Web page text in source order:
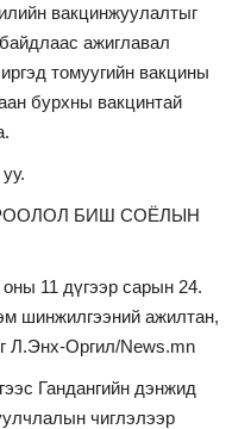
вакцинжуулалтыг
ажиглавал
томуугийн вакцины
бурхны вакцинтай
БИШ СОЁЛЫН
11 дүгээр сарын 24.
шинжилгээний ажилтан,
Л.Энх-Оргил/News.mn
Гандангийн дэнжид
чиглэлээр